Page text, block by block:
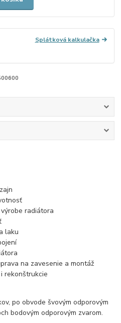
Splátková kalkulačka
radiátora
laku
na zavesenie a montáž
rekonštrukcie
po obvode švovým odporovým
bodovým odporovým zvarom.